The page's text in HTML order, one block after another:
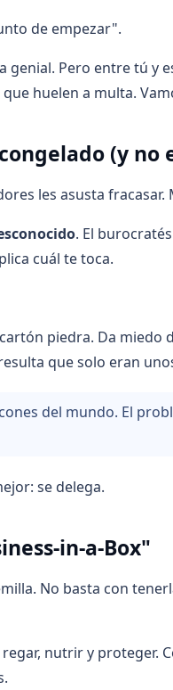
de empezar".
genial. Pero entre tú y
huelen a multa.
(y no
les asusta fracasar.
. El
cuál te toca.
piedra. Da
que solo eran
del mundo. El
se delega.
in-a-Box"
No basta con
nutrir y proteger.